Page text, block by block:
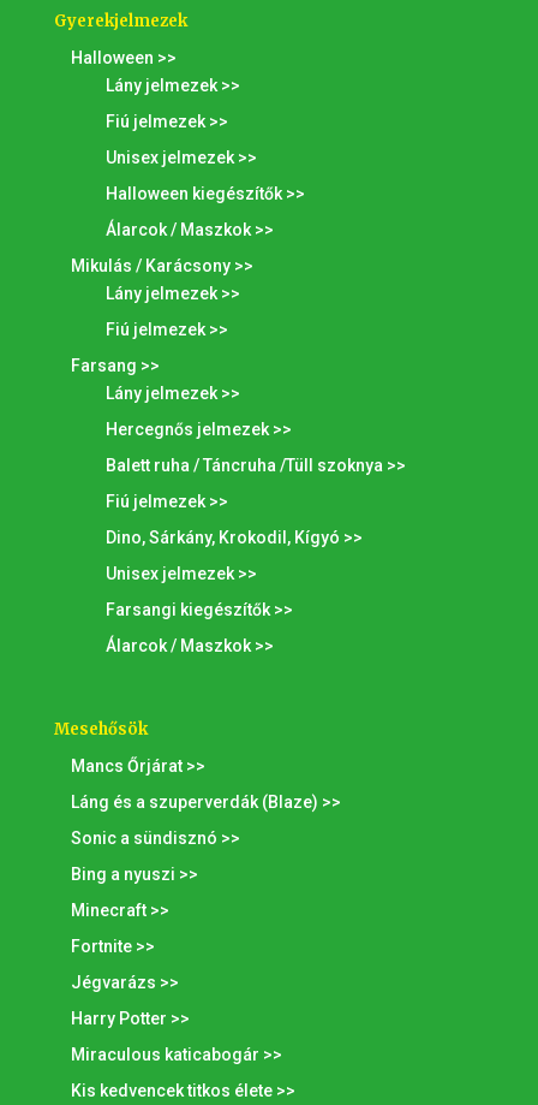
Gyerekjelmezek
Halloween >>
Lány jelmezek >>
Fiú jelmezek >>
Unisex jelmezek >>
Halloween kiegészítők >>
Álarcok / Maszkok >>
Mikulás / Karácsony >>
Lány jelmezek >>
Fiú jelmezek >>
Farsang >>
Lány jelmezek >>
Hercegnős jelmezek >>
Balett ruha / Táncruha /Tüll szoknya >>
Fiú jelmezek >>
Dino, Sárkány, Krokodil, Kígyó >>
Unisex jelmezek >>
Farsangi kiegészítők >>
Álarcok / Maszkok >>
Mesehősök
Mancs Őrjárat >>
Láng és a szuperverdák (Blaze) >>
Sonic a sündisznó >>
Bing a nyuszi >>
Minecraft >>
Fortnite >>
Jégvarázs >>
Harry Potter >>
Miraculous katicabogár >>
Kis kedvencek titkos élete >>